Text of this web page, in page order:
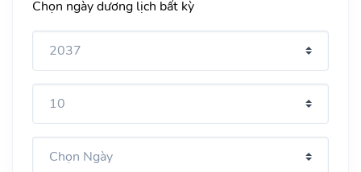
Chọn ngày dương lịch bất kỳ